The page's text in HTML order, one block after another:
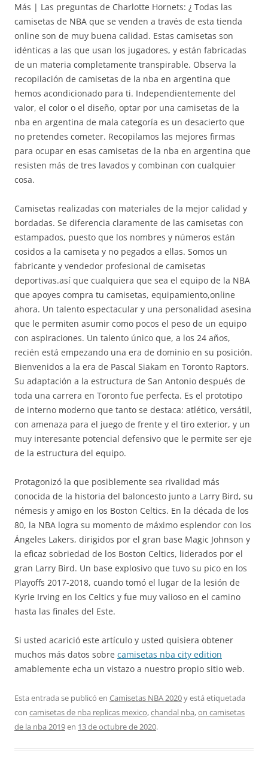
Más | Las preguntas de Charlotte Hornets: ¿ Todas las
camisetas de NBA que se venden a través de esta tienda
online son de muy buena calidad. Estas camisetas son
idénticas a las que usan los jugadores, y están fabricadas
de un materia completamente transpirable. Observa la
recopilación de camisetas de la nba en argentina que
hemos acondicionado para ti. Independientemente del
valor, el color o el diseño, optar por una camisetas de la
nba en argentina de mala categoría es un desacierto que
no pretendes cometer. Recopilamos las mejores firmas
para ocupar en esas camisetas de la nba en argentina que
resisten más de tres lavados y combinan con cualquier
cosa.
Camisetas realizadas con materiales de la mejor calidad y
bordadas. Se diferencia claramente de las camisetas con
estampados, puesto que los nombres y números están
cosidos a la camiseta y no pegados a ellas. Somos un
fabricante y vendedor profesional de camisetas
deportivas.así que cualquiera que sea el equipo de la NBA
que apoyes compra tu camisetas, equipamiento,online
ahora. Un talento espectacular y una personalidad asesina
que le permiten asumir como pocos el peso de un equipo
con aspiraciones. Un talento único que, a los 24 años,
recién está empezando una era de dominio en su posición.
Bienvenidos a la era de Pascal Siakam en Toronto Raptors.
Su adaptación a la estructura de San Antonio después de
toda una carrera en Toronto fue perfecta. Es el prototipo
de interno moderno que tanto se destaca: atlético, versátil,
con amenaza para el juego de frente y el tiro exterior, y un
muy interesante potencial defensivo que le permite ser eje
de la estructura del equipo.
Protagonizó la que posiblemente sea rivalidad más
conocida de la historia del baloncesto junto a Larry Bird, su
némesis y amigo en los Boston Celtics. En la década de los
80, la NBA logra su momento de máximo esplendor con los
Ángeles Lakers, dirigidos por el gran base Magic Johnson y
la eficaz sobriedad de los Boston Celtics, liderados por el
gran Larry Bird. Un base explosivo que tuvo su pico en los
Playoffs 2017-2018, cuando tomó el lugar de la lesión de
Kyrie Irving en los Celtics y fue muy valioso en el camino
hasta las finales del Este.
Si usted acarició este artículo y usted quisiera obtener
muchos más datos sobre camisetas nba city edition
amablemente echa un vistazo a nuestro propio sitio web.
Esta entrada se publicó en Camisetas NBA 2020y está etiquetada
con camisetas de nba replicas mexico,chandal nba,on camisetas
de la nba 2019en 13 de octubre de 2020.